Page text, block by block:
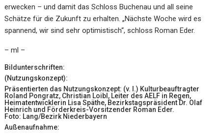
erwecken – und damit das Schloss Buchenau und all seine
Schätze für die Zukunft zu erhalten. „Nächste Woche wird es
spannend, wir sind sehr optimistisch“, schloss Roman Eder.
– ml –
Bildunterschriften:
(Nutzungskonzept):
Präsentierten das Nutzungskonzept: (v. l.) Kulturbeauftragter
Roland Pongratz, Christian Loibl, Leiter des AELF in Regen,
Heimatentwicklerin Lisa Späthe, Bezirkstagspräsident Dr. Olaf
Heinrich und Förderkreis-Vorsitzender Roman Eder.
Foto: Lang/Bezirk Niederbayern
Außenaufnahme: